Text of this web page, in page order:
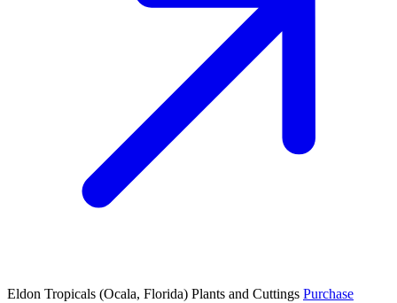
Eldon Tropicals (Ocala, Florida) Plants and Cuttings Purchase